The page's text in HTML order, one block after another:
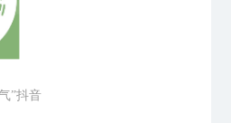
”抖音